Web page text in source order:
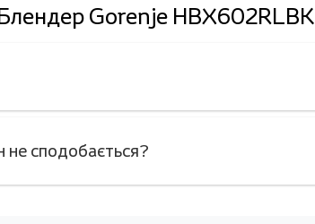
Gorenje HBX602RLBK
не сподобається?